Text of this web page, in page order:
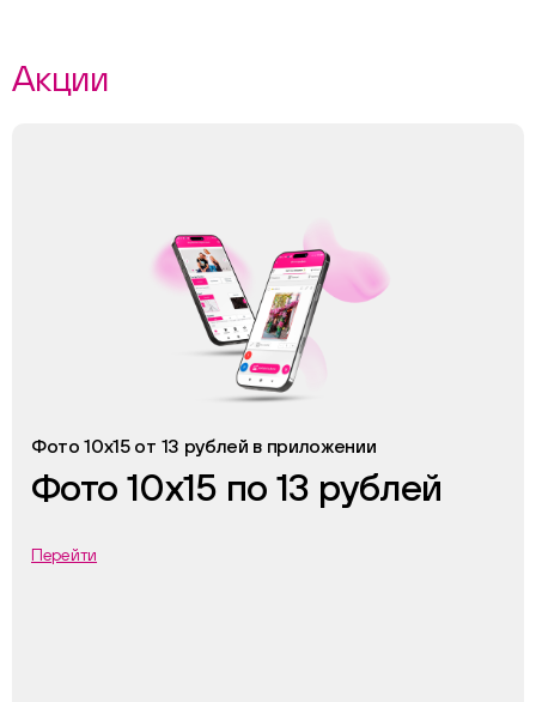
Акции
Фото 10х15 от 13 рублей в приложении
Фото 10х15 по 13 рублей
Перейти